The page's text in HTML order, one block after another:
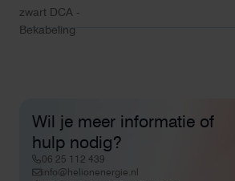
Wil je meer informatie of
hulp nodig?
06 25 112 439
info@helionenergie.nl